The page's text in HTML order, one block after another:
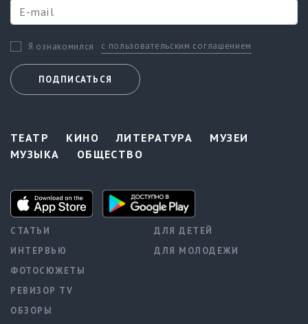
Я ознакомился с пользовательским соглашением
ПОДПИСАТЬСЯ
ТЕАТР КИНО ЛИТЕРАТУРА
МУЗЕИ
МУЗЫКА
ОБЩЕСТВО
СТАТЬИ
ИНТЕРВЬЮ
ФОТОСЮЖЕТЫ
РЕВИЗОР TV
ОБЗОРЫ
ДЛЯ ДЕТЕЙ
ДЛЯ МОЛОДЕЖИ